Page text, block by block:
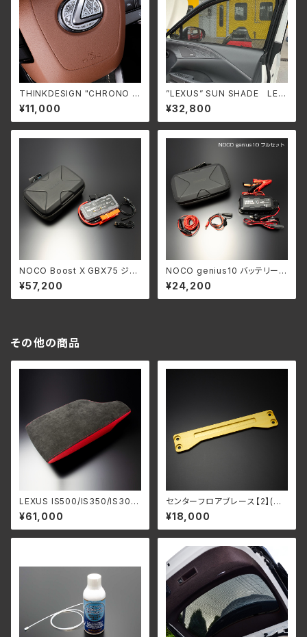
THINKDESIGN "CHRONO F
ORCE" for エアバック LEXUS
LBX/NX/RX
¥11,000
”LEXUS” SUN SHADE LEX
US RX500h,RX450h+,RX35
0h (TALH17,AALH16,TALA1
0,TALA15)
¥32,800
NOCO Boost X GBX75 ジャ
ンプスターターセット(本体)
¥57,200
NOCO genius10 バッテリーチ
ャージャー(本体)
¥24,200
その他の商品
LEXUS IS500/IS350/IS300
h/IS300 レザーインテリア”
アームレスト
¥61,000
センターフロアブレース【2】(後
方用) UX200/UX250h用
¥18,000